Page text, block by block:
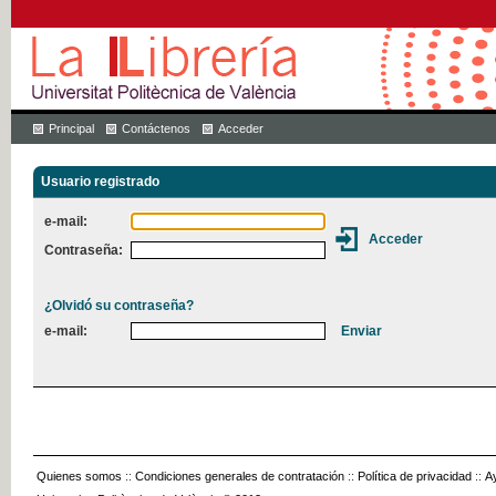
Principal Contáctenos Acceder
Usuario registrado
e-mail:
Contraseña:
¿Olvidó su contraseña?
e-mail:
Quienes somos :: Condiciones generales de contratación :: Política de privacidad ::